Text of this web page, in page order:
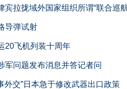
拉拢域外国家组织所谓“联合巡
导弹试射
飞机列装十周年
军问题发布消息并答记者问
外交”日本急于修改武器出口政策